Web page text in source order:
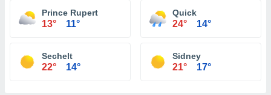
Prince Rupert
13° 11°
Quick
24° 14°
Sechelt
22° 14°
Sidney
21° 17°